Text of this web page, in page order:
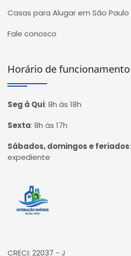
Casas para Alugar em São Paulo
Fale conosco
Horário de funcionamento
Seg à Qui: 8h às 18h
Sexta: 8h às 17h
Sábados, domingos e feriados:
expediente
Página inicial
CRECI: 22037 - J